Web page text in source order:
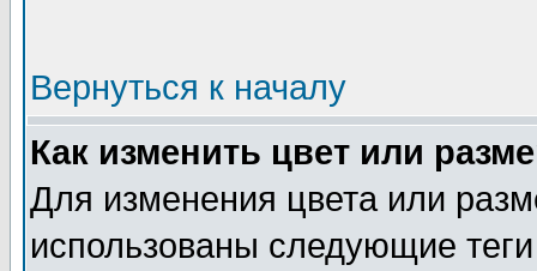
Вернуться к началу
Как изменить цвет или
Для изменения цвета или
использованы следующие